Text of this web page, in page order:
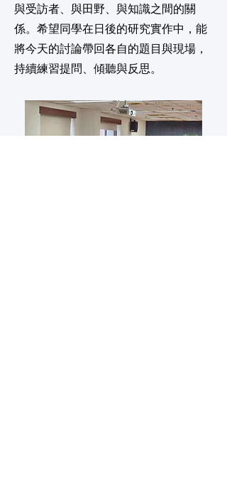
與受訪者、與田野、與知識之間的關
係。希望同學在日後的研究實作中，能
將今天的討論帶回各自的題目與現場，
持續練習提問、傾聽與反思。